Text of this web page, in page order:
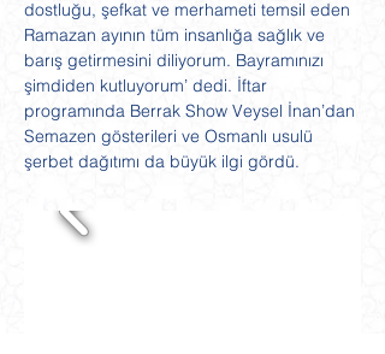
dostluğu, şefkat ve merhameti temsil eden
Ramazan ayının tüm insanlığa sağlık ve
barış getirmesini diliyorum. Bayramınızı
şimdiden kutluyorum’ dedi. İftar
programında Berrak Show Veysel İnan’dan
Semazen gösterileri ve Osmanlı usulü
şerbet dağıtımı da büyük ilgi gördü.